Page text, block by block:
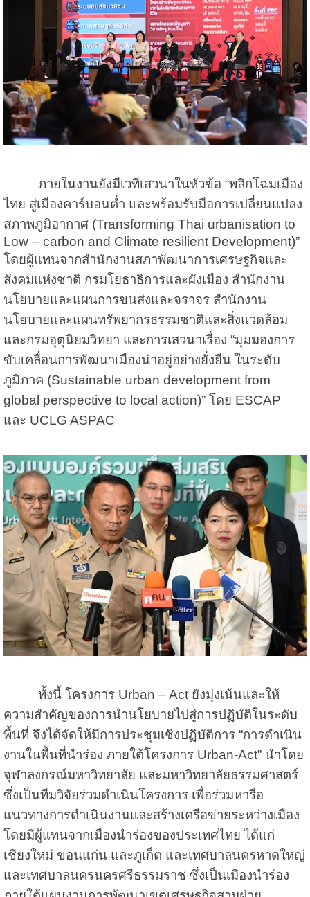
ภายในงานยังมีเวทีเสวนาในหัวข้อ “พลิกโฉมเมือง
ไทย สู่เมืองคาร์บอนต่ำ และพร้อมรับมือการเปลี่ยนแปลง
สภาพภูมิอากาศ (Transforming Thai urbanisation to
Low – carbon and Climate resilient Development)”
โดยผู้แทนจากสำนักงานสภาพัฒนาการเศรษฐกิจและ
สังคมแห่งชาติ กรมโยธาธิการและผังเมือง สำนักงาน
นโยบายและแผนการขนส่งและจราจร สำนักงาน
นโยบายและแผนทรัพยากรธรรมชาติและสิ่งแวดล้อม
และกรมอุตุนิยมวิทยา และการเสวนาเรื่อง “มุมมองการ
ขับเคลื่อนการพัฒนาเมืองน่าอยู่อย่างยั่งยืน ในระดับ
ภูมิภาค (Sustainable urban development from
global perspective to local action)” โดย ESCAP
และ UCLG ASPAC
ทั้งนี้ โครงการ Urban – Act ยังมุ่งเน้นและให้
ความสำคัญของการนำนโยบายไปสู่การปฏิบัติในระดับ
พื้นที่ จึงได้จัดให้มีการประชุมเชิงปฏิบัติการ “การดำเนิน
งานในพื้นที่นำร่อง ภายใต้โครงการ Urban-Act” นำโดย
จุฬาลงกรณ์มหาวิทยาลัย และมหาวิทยาลัยธรรมศาสตร์
ซึ่งเป็นทีมวิจัยร่วมดำเนินโครงการ เพื่อร่วมหารือ
แนวทางการดำเนินงานและสร้างเครือข่ายระหว่างเมือง
โดยมีผู้แทนจากเมืองนำร่องของประเทศไทย ได้แก่
เชียงใหม่ ขอนแก่น และภูเก็ต และเทศบาลนครหาดใหญ่
และเทศบาลนครนครศรีธรรมราช ซึ่งเป็นเมืองนำร่อง